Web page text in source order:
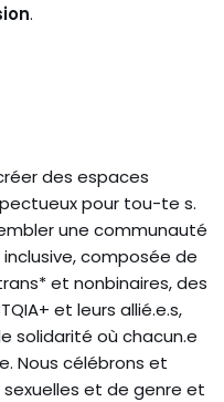
.
des espaces
pour tou-te s.
une communauté
composée de
et nonbinaires, des
et leurs allié.e.s,
solidarité où chacun.e
Nous célébrons et
et de genre et